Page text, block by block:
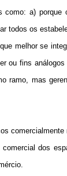
a) porque
todos os
melhor se
ou fins
ramo, mas
dos